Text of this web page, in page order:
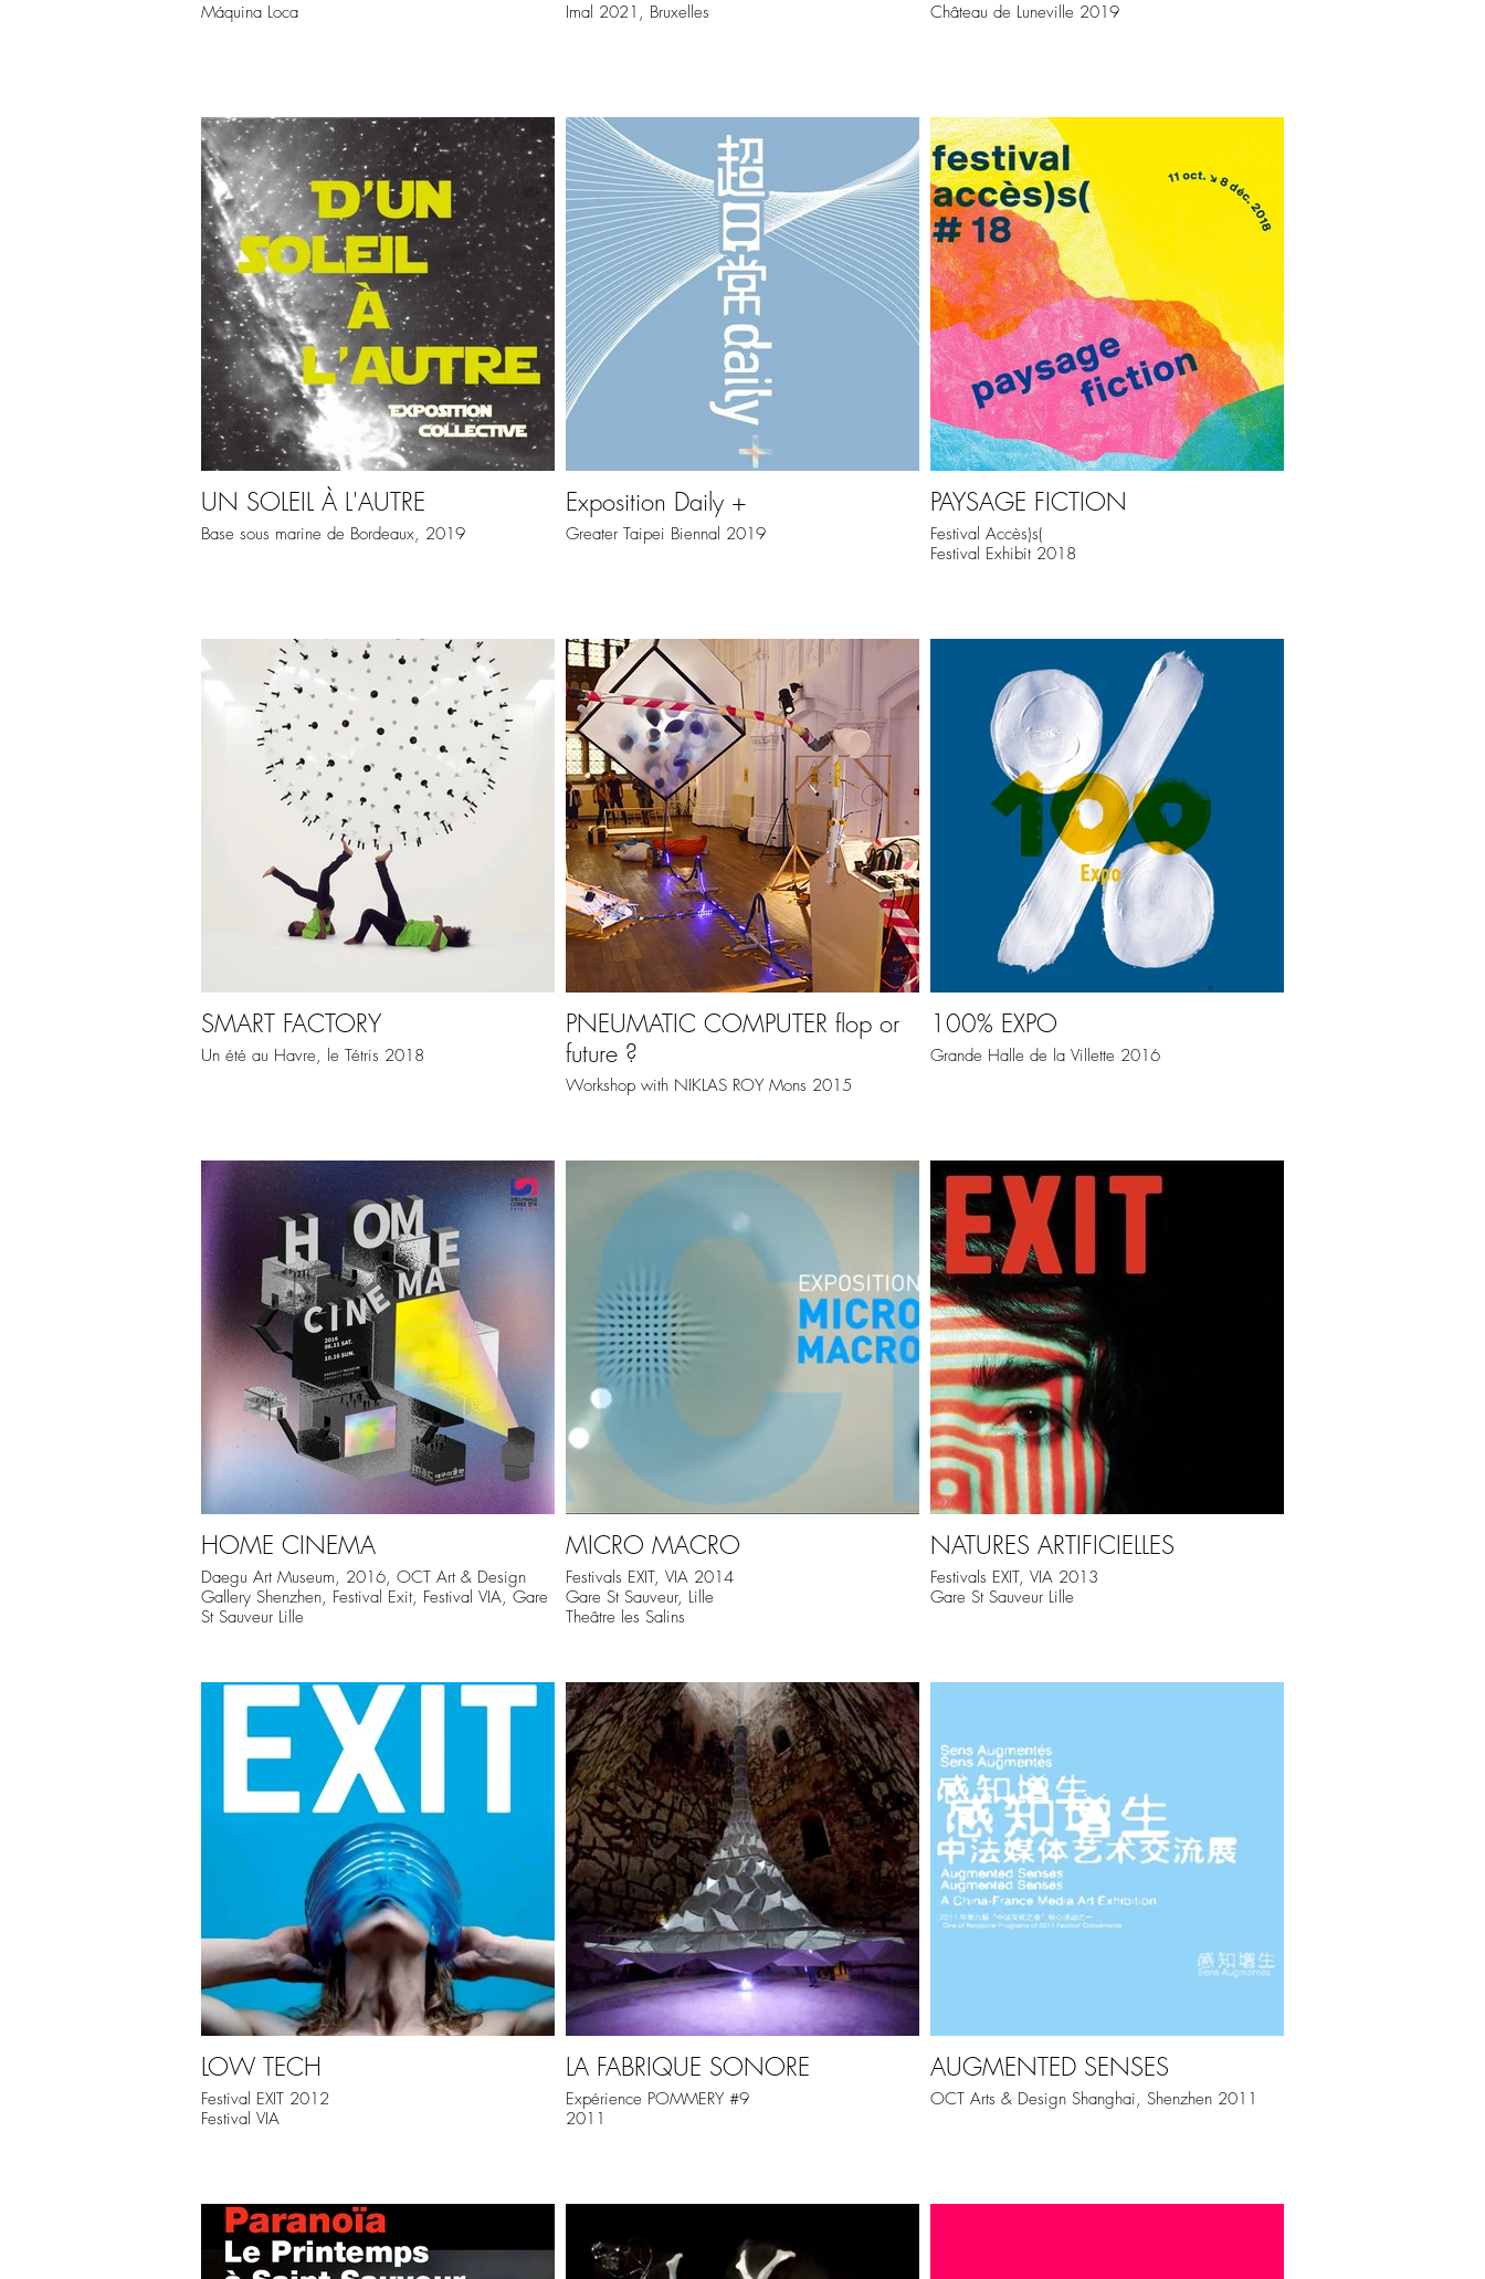
Máquina Loca Imal 2021, Bruxelles Château de Luneville 2019
UN SOLEIL À L'AUTRE
Base sous marine de Bordeaux, 2019
Exposition Daily +
Greater Taipei Biennal 2019
PAYSAGE FICTION
Festival Accès)s(
Festival Exhibit 2018
SMART FACTORY
Un été au Havre, le Tétris 2018
PNEUMATIC COMPUTER flop or
future ?
Workshop with NIKLAS ROY Mons 2015
100% EXPO
Grande Halle de la Villette 2016
HOME CINEMA
Daegu Art Museum, 2016, OCT Art & Design
Gallery Shenzhen, Festival Exit, Festival VIA, Gare
St Sauveur Lille
MICRO MACRO
Festivals EXIT, VIA 2014
Gare St Sauveur, Lille
Theâtre les Salins
NATURES ARTIFICIELLES
Festivals EXIT, VIA 2013
Gare St Sauveur Lille
LOW TECH
Festival EXIT 2012
Festival VIA
LA FABRIQUE SONORE
Expérience POMMERY #9
2011
AUGMENTED SENSES
OCT Arts & Design Shanghai, Shenzhen 2011